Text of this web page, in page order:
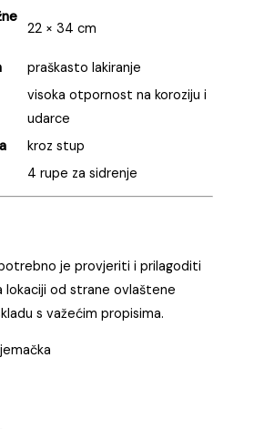
22 × 34 cm
praškasto lakiranje
visoka otpornost na koroziju i
udarce
kroz stup
4 rupe za sidrenje
je provjeriti i prilagoditi
lokaciji od strane ovlaštene
s važećim propisima.